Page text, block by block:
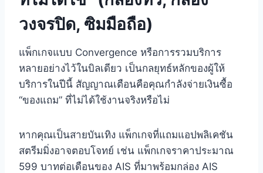
วงจรปิด, ซิมมือถือ)
แพ็กเกจแบบ Convergence หรือการรวมบริการ
หลายอย่างไว้ในบิลเดียว เป็นกลยุทธ์หลักของผู้ให้
บริการในปีนี้ สัญญาณเตือนคือคุณกำลังจ่ายเงินซื้อ
“ของแถม” ที่ไม่ได้ใช้งานจริงหรือไม่
หากคุณเป็นสายบันเทิง แพ็กเกจที่แถมแอปพลิเคชัน
สตรีมมิ่งอาจตอบโจทย์ เช่น แพ็กเกจราคาประมาณ
599 บาทต่อเดือนของ AIS ที่มาพร้อมกล่อง AIS